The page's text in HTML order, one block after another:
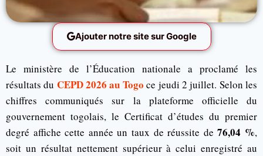
Ajouter notre site sur Google
Le ministère de l’Éducation nationale a proclamé les
résultats du CEPD 2026 au Togo ce jeudi 2 juillet. Selon les
chiffres communiqués sur la plateforme officielle du
gouvernement togolais, le Certificat d’études du premier
degré affiche cette année un taux de réussite de76,04 %,
soit un résultat nettement supérieur à celui enregistré au